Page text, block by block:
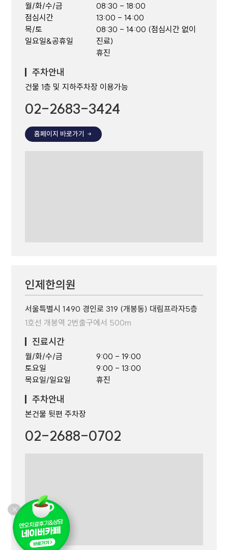
월/화/수/금
점심시간
목/토
일요일&공휴일
08:30 - 18:00
13:00 - 14:00
08:30 - 14:00 (점심시간 없이
진료)
휴진
주차안내
건물 1층 및 지하주차장 이용가능
02-2683-3424
홈페이지 바로가기
인제한의원
서울특별시 1490 경인로 319 (개봉동) 대림프라자5층
1호선 개봉역 2번출구에서 500m
진료시간
월/화/수/금
토요일
목요일/일요일
9:00 - 19:00
9:00 - 13:00
휴진
주차안내
본건물 뒷편 주차장
02-2688-0702